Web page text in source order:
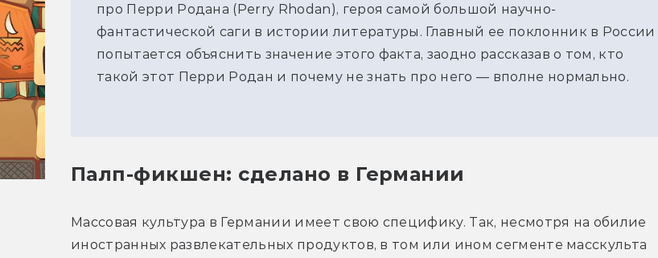
про Перри Родана (Perry Rhodan), героя самой большой научно-
фантастической саги в истории литературы. Главный ее поклонник в России
попытается объяснить значение этого факта, заодно рассказав о том, кто
такой этот Перри Родан и почему не знать про него — вполне нормально.
Палп-фикшен: сделано в Германии
Массовая культура в Германии имеет свою специфику. Так, несмотря на обилие
иностранных развлекательных продуктов, в том или ином сегменте масскульта